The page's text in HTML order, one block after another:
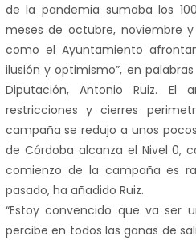
de la pandemia sumaba los
meses de octubre, noviembre
como el Ayuntamiento
ilusión y optimismo”, en
Diputación, Antonio Ruiz. El
restricciones y cierres
campaña se redujo a unos
de Córdoba alcanza el Nivel 0,
comienzo de la campaña es
pasado, ha añadido Ruiz.
“Estoy convencido que va ser
percibe en todos las ganas de